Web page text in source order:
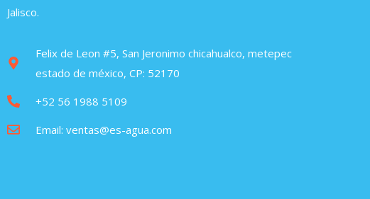
Jalisco.
Felix de Leon #5, San Jeronimo chicahualco, metepec
estado de méxico, CP: 52170
+52 56 1988 5109
Email: ventas@es-agua.com